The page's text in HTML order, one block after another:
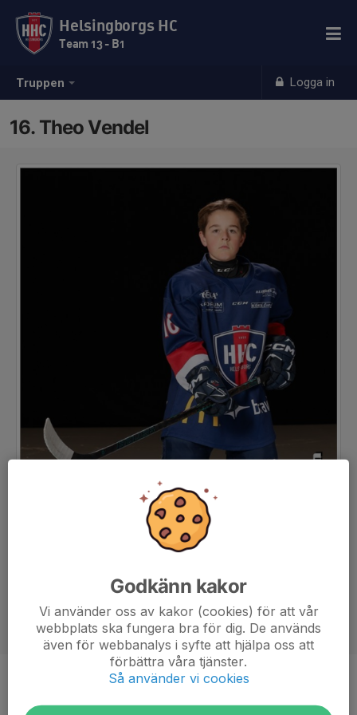
Truppen Logga in
Helsingborgs HC
Team 13 - B1
16. Theo Vendel
Back
Ålder
Godkänn kakor
Vi använder oss av kakor (cookies) för att vår
webbplats ska fungera bra för dig. De används
även för webbanalys i syfte att hjälpa oss att
förbättra våra tjänster.
Så använder vi cookies